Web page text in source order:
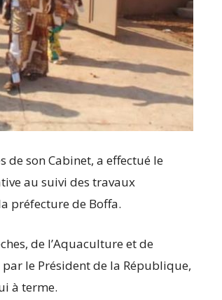
de son Cabinet, a effectué le
au suivi des travaux
préfecture de Boffa.
de l’Aquaculture et de
le Président de la République,
à terme.